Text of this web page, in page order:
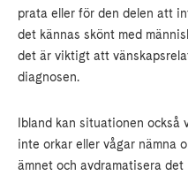
prata eller för den delen att
det kännas skönt med
det är viktigt att
diagnosen.
Ibland kan situationen
inte orkar eller vågar nämna
ämnet och avdramatisera det